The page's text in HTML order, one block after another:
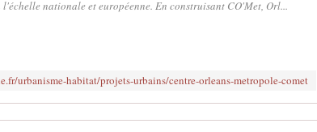
nationale et européenne. En construisant CO'Met, Orl...
urbanisme-habitat/projets-urbains/centre-orleans-metropole-comet